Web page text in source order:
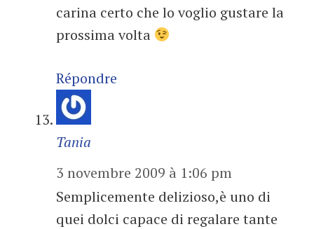
carina certo che lo voglio gustare la
prossima volta
Répondre
Tania
3 novembre 2009 à 1:06 pm
Semplicemente delizioso,è uno di
quei dolci capace di regalare tante